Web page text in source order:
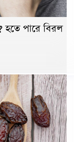
হতে পারে বিরল